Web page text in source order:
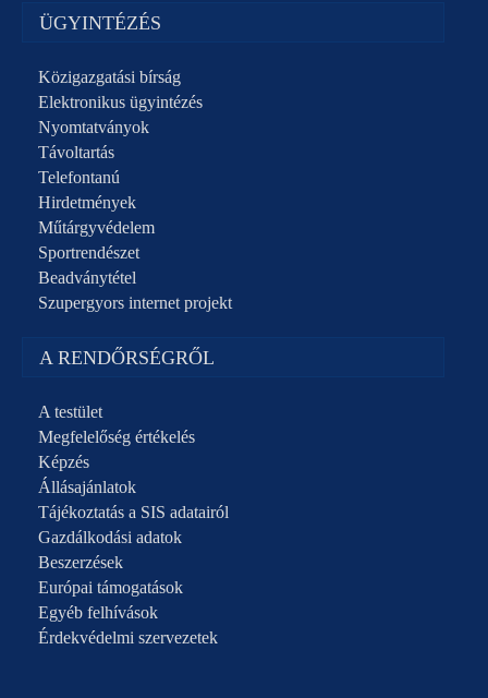
ÜGYINTÉZÉS
Közigazgatási bírság
Elektronikus ügyintézés
Nyomtatványok
Távoltartás
Telefontanú
Hirdetmények
Műtárgyvédelem
Sportrendészet
Beadványtétel
Szupergyors internet projekt
A RENDŐRSÉGRŐL
A testület
Megfelelőség értékelés
Képzés
Állásajánlatok
Tájékoztatás a SIS adatairól
Gazdálkodási adatok
Beszerzések
Európai támogatások
Egyéb felhívások
Érdekvédelmi szervezetek